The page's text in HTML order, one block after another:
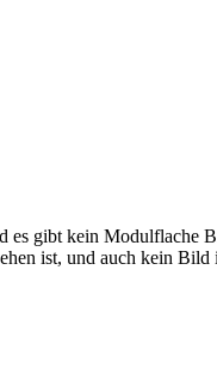
gibt kein Modulflache
ist, und auch kein Bild